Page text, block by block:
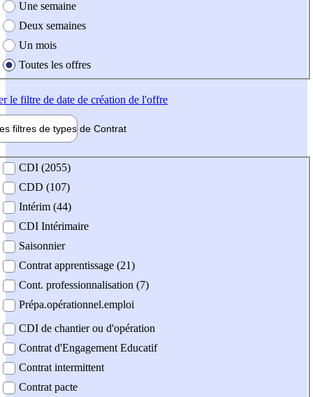
Une semaine
Deux semaines
Un mois
Toutes les offres
le filtre de date de création de l'offre
filtres de types de Contrat
contrat
CDI (2055)
CDD (107)
Intérim (44)
CDI Intérimaire
Saisonnier
Contrat apprentissage (21)
Cont. professionnalisation (7)
Prépa.opérationnel.emploi
CDI de chantier ou d'opération
Contrat d'Engagement Educatif
Contrat intermittent
Contrat pacte